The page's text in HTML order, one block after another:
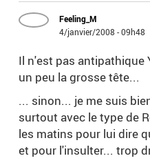
Feeling_M
4/janvier/2008 - 09h48
Il n'est pas antipathique
un peu la grosse tête...
... sinon... je me suis
surtout avec le type de
les matins pour lui dire
et pour l'insulter... trop